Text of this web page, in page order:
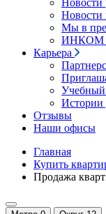
Новости
Новости
Мы в
ИНКОМ
Карьера
Учебный
Истории
Отзывы
Наши офисы
Главная
Купить
Продажа